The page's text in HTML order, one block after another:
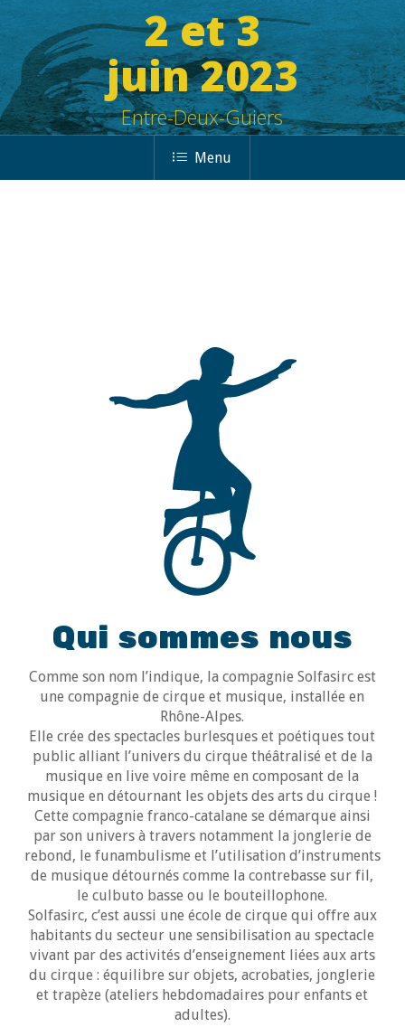
2 et 3
juin 2023
Entre-Deux-Guiers
Menu
Qui sommes nous
Comme son nom l’indique, la compagnie Solfasirc est
une compagnie de cirque et musique, installée en
Rhône-Alpes.
Elle crée des spectacles burlesques et poétiques tout
public alliant l’univers du cirque théâtralisé et de la
musique en live voire même en composant de la
musique en détournant les objets des arts du cirque !
Cette compagnie franco-catalane se démarque ainsi
par son univers à travers notamment la jonglerie de
rebond, le funambulisme et l’utilisation d’instruments
de musique détournés comme la contrebasse sur fil,
le culbuto basse ou le bouteillophone.
Solfasirc, c’est aussi une école de cirque qui offre aux
habitants du secteur une sensibilisation au spectacle
vivant par des activités d’enseignement liées aux arts
du cirque : équilibre sur objets, acrobaties, jonglerie
et trapèze (ateliers hebdomadaires pour enfants et
adultes).